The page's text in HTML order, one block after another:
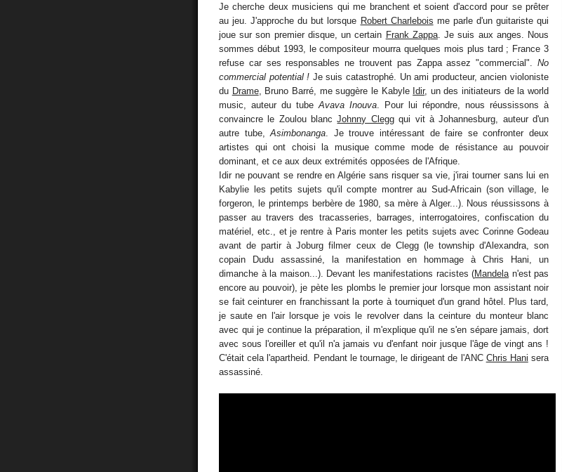
Je cherche deux musiciens qui me branchent et soient d'accord pour se prêter
au jeu. J'approche du but lorsque Robert Charlebois me parle d'un guitariste qui
joue sur son premier disque, un certain Frank Zappa. Je suis aux anges. Nous
sommes début 1993, le compositeur mourra quelques mois plus tard ; France 3
refuse car ses responsables ne trouvent pas Zappa assez "commercial". No
commercial potential ! Je suis catastrophé. Un ami producteur, ancien violoniste
du Drame, Bruno Barré, me suggère le Kabyle Idir, un des initiateurs de la world
music, auteur du tube Avava Inouva . Pour lui répondre, nous réussissons à
convaincre le Zoulou blancJohnny Cleggqui vit à Johannesburg, auteur d'un
autre tube,Asimbonanga . Je trouve intéressant de faire se confronter deux
artistes qui ont choisi la musique comme mode de résistance au pouvoir
dominant, et ce aux deux extrémités opposées de l'Afrique.
Idir ne pouvant se rendre en Algérie sans risquer sa vie, j'irai tourner sans lui en
Kabylie les petits sujets qu'il compte montrer au Sud-Africain (son village, le
forgeron, le printemps berbère de 1980, sa mère à Alger...). Nous réussissons à
passer au travers des tracasseries, barrages, interrogatoires, confiscation du
matériel, etc., et je rentre à Paris monter les petits sujets avec Corinne Godeau
avant de partir à Joburg filmer ceux de Clegg (le township d'Alexandra, son
copain Dudu assassiné, la manifestation en hommage à Chris Hani, un
dimanche à la maison...). Devant les manifestations racistes (Mandela n'est pas
encore au pouvoir), je pète les plombs le premier jour lorsque mon assistant noir
se fait ceinturer en franchissant la porte à tourniquet d'un grand hôtel. Plus tard,
je saute en l'air lorsque je vois le revolver dans la ceinture du monteur blanc
avec qui je continue la préparation, il m'explique qu'il ne s'en sépare jamais, dort
avec sous l'oreiller et qu'il n'a jamais vu d'enfant noir jusque l'âge de vingt ans !
C'était cela l'apartheid. Pendant le tournage, le dirigeant de l'ANC Chris Hani sera
assassiné.